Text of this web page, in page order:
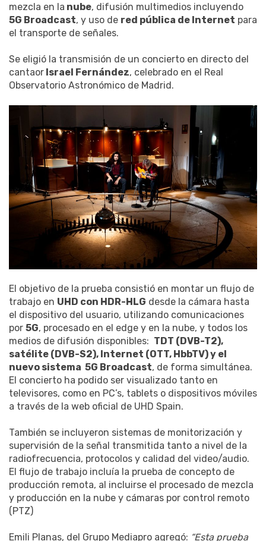
mezcla en la nube, difusión multimedios incluyendo
5G Broadcast, y uso de red pública de Internet para
el transporte de señales.
Se eligió la transmisión de un concierto en directo del
cantaor Israel Fernández, celebrado en el Real
Observatorio Astronómico de Madrid.
El objetivo de la prueba consistió en montar un flujo de
trabajo en UHD con HDR-HLG desde la cámara hasta
el dispositivo del usuario, utilizando comunicaciones
por 5G, procesado en el edge y en la nube, y todos los
medios de difusión disponibles: TDT (DVB-T2),
satélite (DVB-S2), Internet (OTT, HbbTV) y el
nuevo sistema 5G Broadcast, de forma simultánea.
El concierto ha podido ser visualizado tanto en
televisores, como en PC’s, tablets o dispositivos móviles
a través de la web oficial de UHD Spain.
También se incluyeron sistemas de monitorización y
supervisión de la señal transmitida tanto a nivel de la
radiofrecuencia, protocolos y calidad del video/audio.
El flujo de trabajo incluía la prueba de concepto de
producción remota, al incluirse el procesado de mezcla
y producción en la nube y cámaras por control remoto
(PTZ)
Emili Planas, del Grupo Mediapro agregó: “Esta prueba